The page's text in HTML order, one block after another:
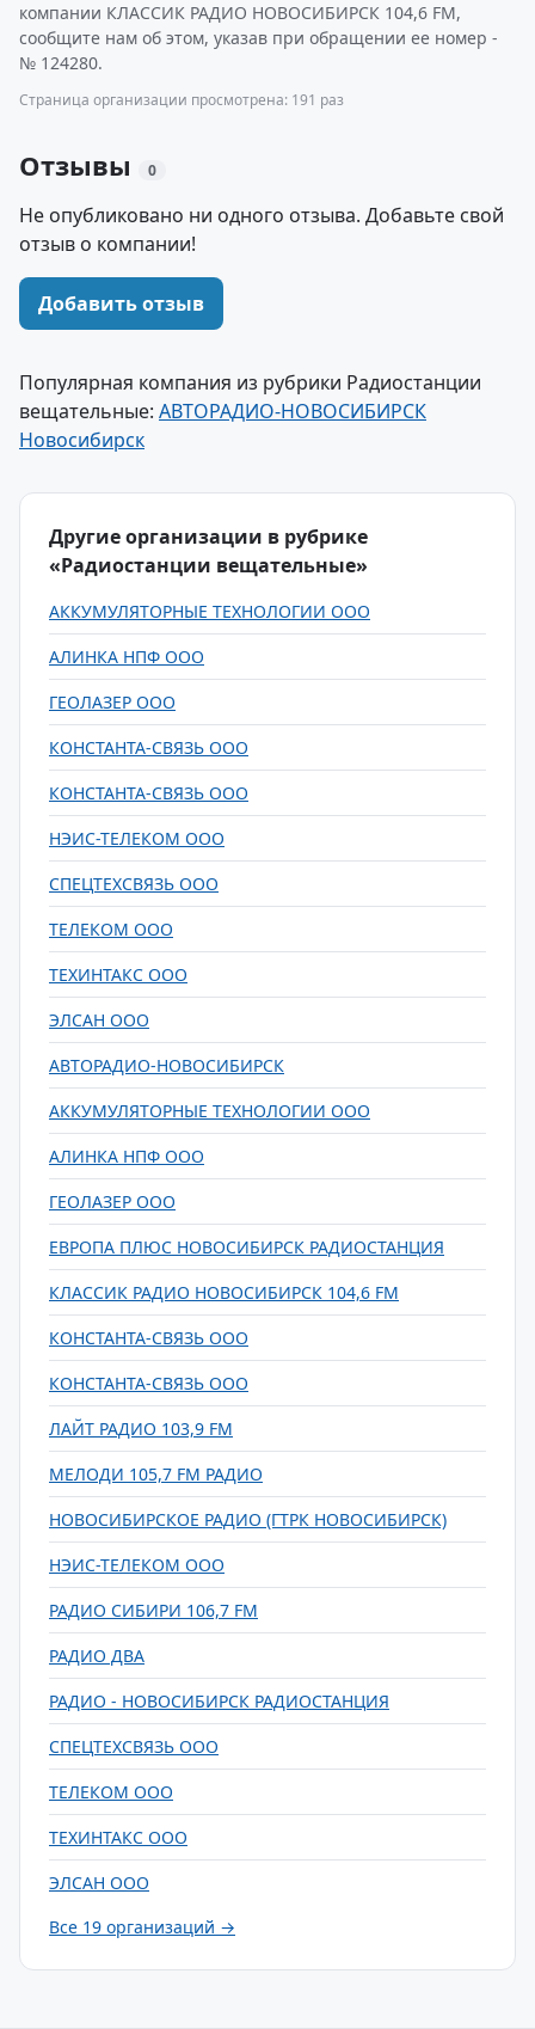
компании КЛАССИК РАДИО НОВОСИБИРСК 104,6 FM,
сообщите нам об этом, указав при обращении ее номер -
№ 124280.
Страница организации просмотрена: 191 раз
Отзывы 0
Не опубликовано ни одного отзыва. Добавьте свой
отзыв о компании!
Добавить отзыв
Популярная компания из рубрики Радиостанции
вещательные: АВТОРАДИО-НОВОСИБИРСК
Новосибирск
Другие организации в рубрике
«Радиостанции вещательные»
АККУМУЛЯТОРНЫЕ ТЕХНОЛОГИИ ООО
АЛИНКА НПФ ООО
ГЕОЛАЗЕР ООО
КОНСТАНТА-СВЯЗЬ ООО
КОНСТАНТА-СВЯЗЬ ООО
НЭИС-ТЕЛЕКОМ ООО
СПЕЦТЕХСВЯЗЬ ООО
ТЕЛЕКОМ ООО
ТЕХИНТАКС ООО
ЭЛСАН ООО
АВТОРАДИО-НОВОСИБИРСК
АККУМУЛЯТОРНЫЕ ТЕХНОЛОГИИ ООО
АЛИНКА НПФ ООО
ГЕОЛАЗЕР ООО
ЕВРОПА ПЛЮС НОВОСИБИРСК РАДИОСТАНЦИЯ
КЛАССИК РАДИО НОВОСИБИРСК 104,6 FM
КОНСТАНТА-СВЯЗЬ ООО
КОНСТАНТА-СВЯЗЬ ООО
ЛАЙТ РАДИО 103,9 FM
МЕЛОДИ 105,7 FM РАДИО
НОВОСИБИРСКОЕ РАДИО (ГТРК НОВОСИБИРСК)
НЭИС-ТЕЛЕКОМ ООО
РАДИО СИБИРИ 106,7 FM
РАДИО ДВА
РАДИО - НОВОСИБИРСК РАДИОСТАНЦИЯ
СПЕЦТЕХСВЯЗЬ ООО
ТЕЛЕКОМ ООО
ТЕХИНТАКС ООО
ЭЛСАН ООО
Все 19 организаций →